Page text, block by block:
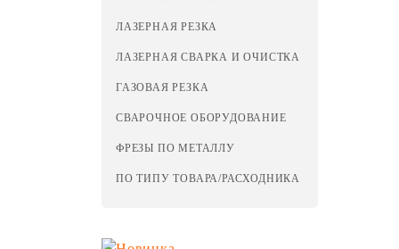
ЛАЗЕРНАЯ РЕЗКА
ЛАЗЕРНАЯ СВАРКА И ОЧИСТКА
ГАЗОВАЯ РЕЗКА
СВАРОЧНОЕ ОБОРУДОВАНИЕ
ФРЕЗЫ ПО МЕТАЛЛУ
ПО ТИПУ ТОВАРА/РАСХОДНИКА